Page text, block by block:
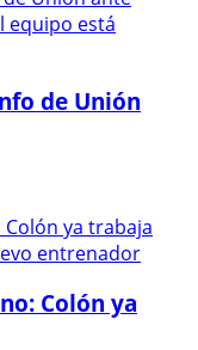
de Unión
Colón ya